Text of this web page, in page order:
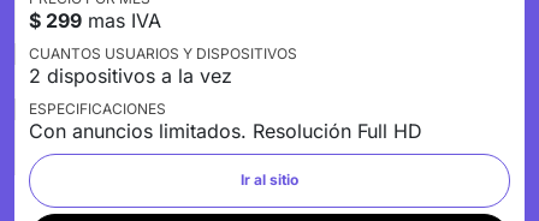
$ 299 mas IVA
CUANTOS USUARIOS Y DISPOSITIVOS
2 dispositivos a la vez
ESPECIFICACIONES
Con anuncios limitados. Resolución Full HD
Ir al sitio